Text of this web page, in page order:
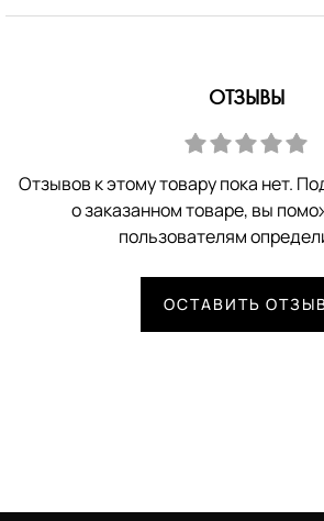
ОТЗЫВЫ
Отзывов к этому товару пока нет.
о заказанном товаре, вы
пользователям
ОСТАВИТЬ